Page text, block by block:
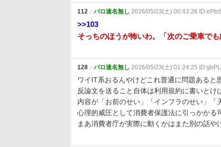
112 ： パロ速名無し 2026/05/23(土) 00:43:26
>>103
そっちのほうが怖いわ。「次のご乗車で
128 ： パロ速名無し 2026/05/23(土) 01:24:25
ワイIT系おるんやけどこれ普通に問題あると
反論文を送ること自体は利用規約に書いとけ
内容が「お前のせい」「インフラのせい」「
心理的威圧として消費者保護法に引っかかる
まあ消費者庁が実際に動くかはまた別の話や